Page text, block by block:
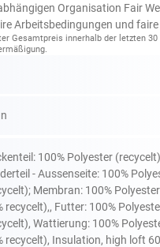
Organisation Fair
Arbeitsbedingungen und faire
Gesamtpreis innerhalb der letzten 30
100% Polyester
- Aussenseite: 100%
Membran: 100%
recycelt),, Futter: 100%
Wattierung: 100%
recycelt), Insulation, high loft